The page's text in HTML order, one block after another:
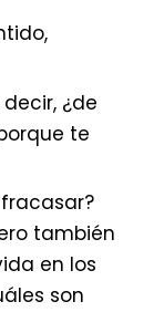
¿de
te
también
en los
son